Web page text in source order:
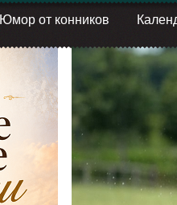
Юмор от конников